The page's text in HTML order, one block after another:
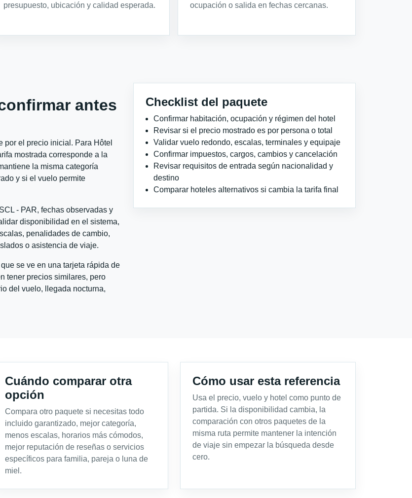
presupuesto, ubicación y calidad esperada.
ocupación o salida en fechas cercanas.
antes
por el precio inicial. Para Hôtel
mostrada corresponde a la
la misma categoría
y si el vuelo permite
- PAR, fechas observadas y
disponibilidad en el sistema,
penalidades de cambio,
o asistencia de viaje.
se ve en una tarjeta rápida de
tener precios similares, pero
del vuelo, llegada nocturna,
Checklist del paquete
Confirmar habitación, ocupación y régimen del hotel
Revisar si el precio mostrado es por persona o total
Validar vuelo redondo, escalas, terminales y equipaje
Confirmar impuestos, cargos, cambios y cancelación
Revisar requisitos de entrada según nacionalidad y
destino
Comparar hoteles alternativos si cambia la tarifa final
Cuándo comparar otra
opción
Compara otro paquete si necesitas todo
incluido garantizado, mejor categoría,
menos escalas, horarios más cómodos,
mejor reputación de reseñas o servicios
específicos para familia, pareja o luna de
miel.
Cómo usar esta referencia
Usa el precio, vuelo y hotel como punto de
partida. Si la disponibilidad cambia, la
comparación con otros paquetes de la
misma ruta permite mantener la intención
de viaje sin empezar la búsqueda desde
cero.